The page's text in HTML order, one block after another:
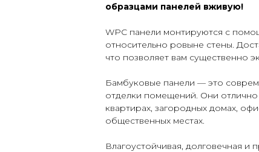
образцами панелей вживую!
WPC панели монтируются с
относительно ровыне стены.
что позволяет вам существенно
Бамбуковые панели — это
отделки помещений. Они отлично
квартирах, загородных домах,
общественных местах.
Влагоустойчивая, долговечная и